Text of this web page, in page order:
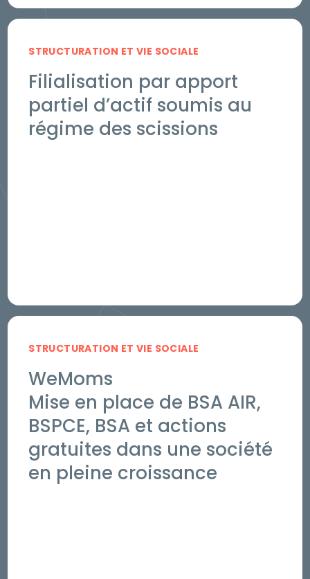
STRUCTURATION ET VIE SOCIALE
Filialisation par apport
partiel d’actif soumis au
régime des scissions
STRUCTURATION ET VIE SOCIALE
WeMoms
Mise en place de BSA AIR,
BSPCE, BSA et actions
gratuites dans une société
en pleine croissance